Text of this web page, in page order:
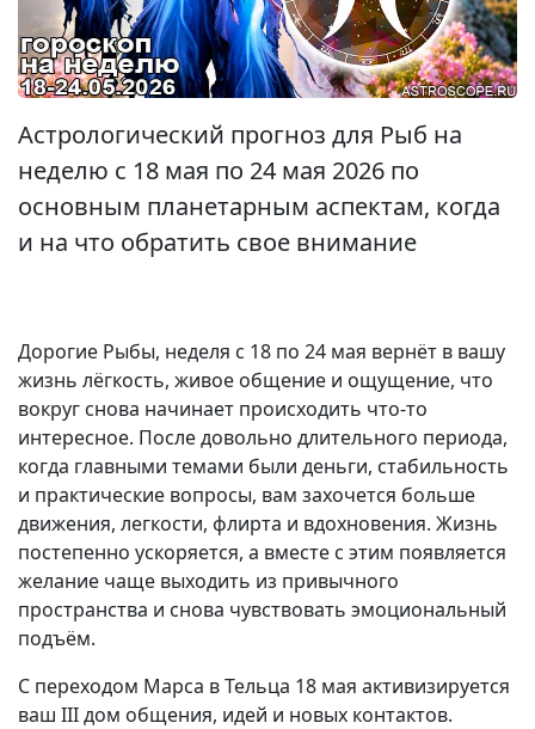
Астрологический прогноз для Рыб на
неделю с 18 мая по 24 мая 2026 по
основным планетарным аспектам, когда
и на что обратить свое внимание
Дорогие Рыбы, неделя с 18 по 24 мая вернёт в вашу
жизнь лёгкость, живое общение и ощущение, что
вокруг снова начинает происходить что-то
интересное. После довольно длительного периода,
когда главными темами были деньги, стабильность
и практические вопросы, вам захочется больше
движения, легкости, флирта и вдохновения. Жизнь
постепенно ускоряется, а вместе с этим появляется
желание чаще выходить из привычного
пространства и снова чувствовать эмоциональный
подъём.
С переходом Марса в Тельца 18 мая активизируется
ваш III дом общения, идей и новых контактов.